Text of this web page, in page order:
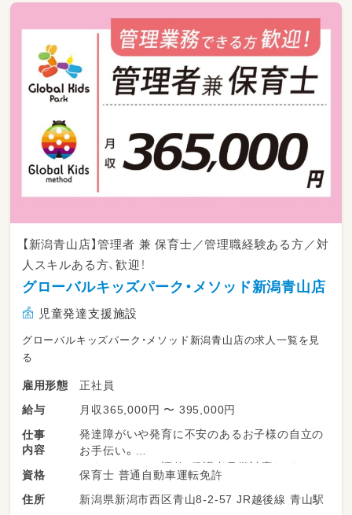
【新潟青山店】管理者 兼 保育士／管理職経験ある方／対
人スキルある方、歓迎！
グローバルキッズパーク・メソッド新潟青山店
児童発達支援施設
グローバルキッズパーク・メソッド新潟青山店の求人一覧を見
る
雇用形態
正社員
給与
月収365,000円 〜 395,000円
仕事
内容
発達障がいや発育に不安のあるお子様の自立の
お手伝い。
スタッフシフト調整、保護者見学対応など。
★店舗マネジメントをお任せします
★店長・役職経験のある方、歓迎！
資格
保育士 普通自動車運転免許
住所
新潟県新潟市西区青山8-2-57 JR越後線 青山駅